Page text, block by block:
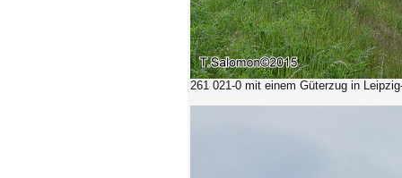
261 021-0 mit einem Güterzug in